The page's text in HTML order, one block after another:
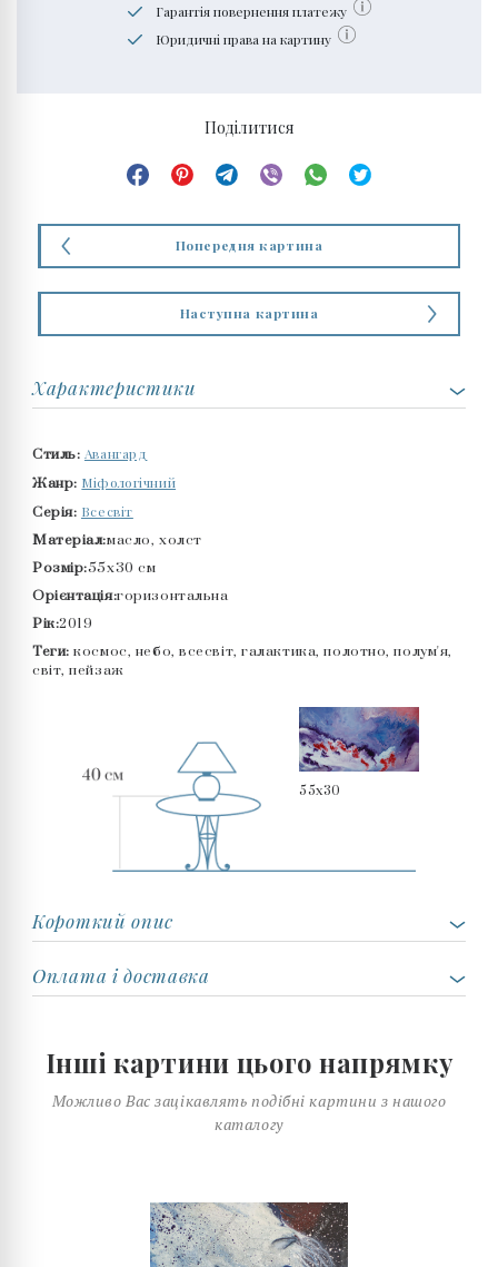
Гарантія повернення платежу
Юридичні права на картину
Поділитися
Попередня картина
Наступна картина
Характеристики
Стиль: Авангард
Жанр: Міфологічний
Серія: Всесвіт
Матеріал:масло, холст
Розмір:55x30 см
Орієнтація:горизонтальна
Рік:2019
Теги: космос, небо, всесвіт, галактика, полотно, полум'я,
світ, пейзаж
55x30
Короткий опис
Оплата і доставка
Інші картини цього напрямку
Можливо Вас зацікавлять подібні картини з нашого
каталогу